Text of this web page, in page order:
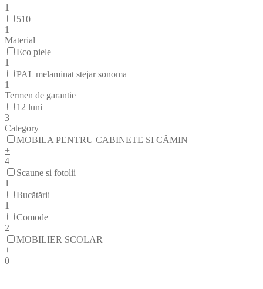
1
510
1
Material
Eco piele
1
PAL melaminat stejar sonoma
1
Termen de garantie
12 luni
3
Category
MOBILA PENTRU CABINETE SI CĂMIN
+
4
Scaune si fotolii
1
Bucătării
1
Comode
2
MОBILIER SCОLAR
+
0